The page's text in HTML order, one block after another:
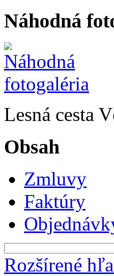
Náhodná
Lesná cesta
Obsah
Zmluvy
Faktúry
Rozšírené